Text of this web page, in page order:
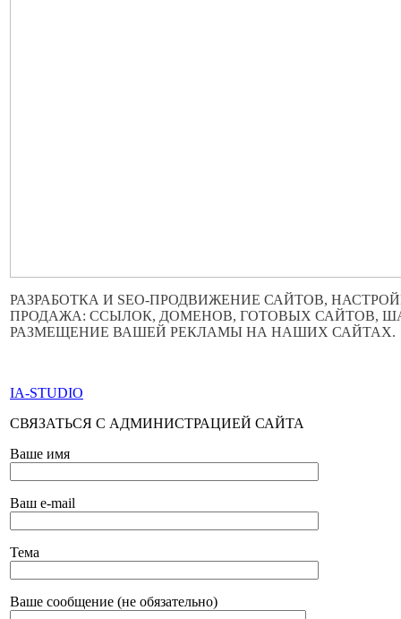
РАЗРАБОТКА И SEO-ПРОДВИЖЕНИЕ САЙТОВ,
ПРОДАЖА: ССЫЛОК, ДОМЕНОВ, ГОТОВЫХ САЙТОВ,
РАЗМЕЩЕНИЕ ВАШЕЙ РЕКЛАМЫ НА НАШИХ САЙТАХ.
IA-STUDIO
СВЯЗАТЬСЯ С АДМИНИСТРАЦИЕЙ САЙТА
Ваше имя
Ваш e-mail
Тема
Ваше сообщение (не обязательно)